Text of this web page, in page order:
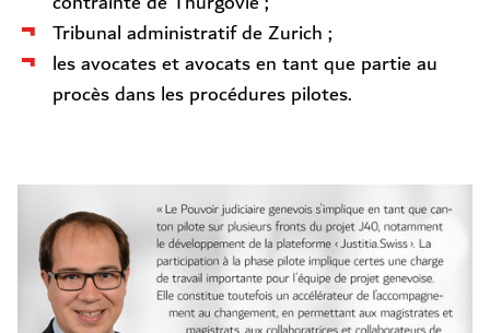
Tribunal administratif de Zurich ;
les avocates et avocats en tant que partie au
procès dans les procédures pilotes.